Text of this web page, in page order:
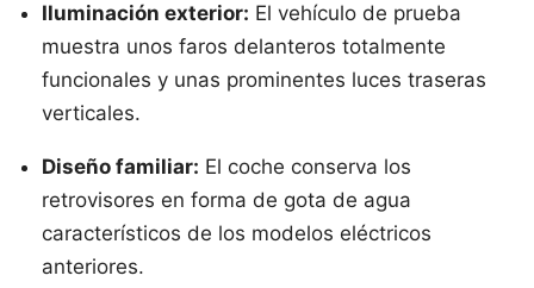
Iluminación exterior: El vehículo de prueba
muestra unos faros delanteros totalmente
funcionales y unas prominentes luces traseras
verticales.
Diseño familiar: El coche conserva los
retrovisores en forma de gota de agua
característicos de los modelos eléctricos
anteriores.